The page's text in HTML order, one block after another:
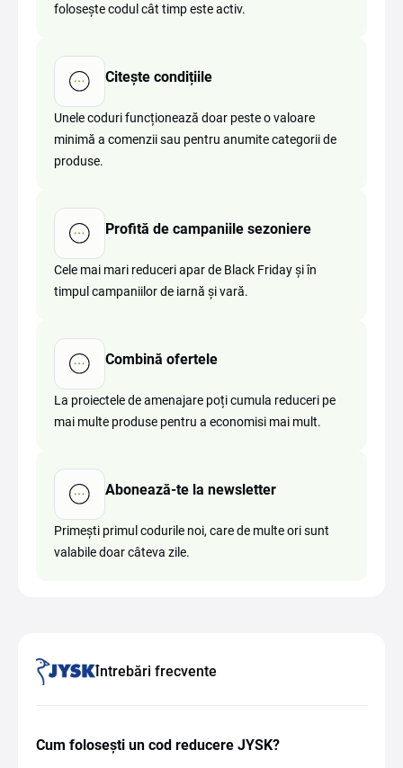
folosește codul cât timp este activ.
Citește condițiile
Unele coduri funcționează doar peste o valoare
minimă a comenzii sau pentru anumite categorii de
produse.
Profită de campaniile sezoniere
Cele mai mari reduceri apar de Black Friday și în
timpul campaniilor de iarnă și vară.
Combină ofertele
La proiectele de amenajare poți cumula reduceri pe
mai multe produse pentru a economisi mai mult.
Abonează-te la newsletter
Primești primul codurile noi, care de multe ori sunt
valabile doar câteva zile.
Întrebări frecvente
Cum folosești un cod reducere JYSK?